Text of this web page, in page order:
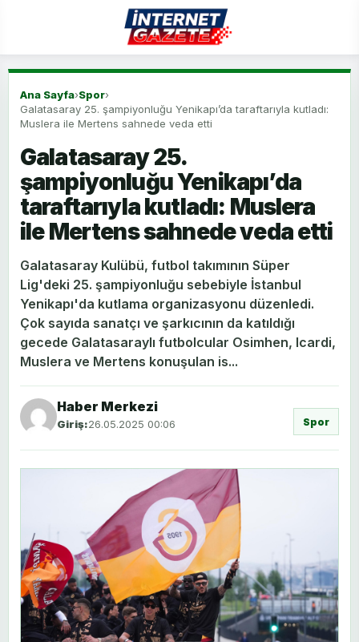
Ana Sayfa›Spor›
Galatasaray 25. şampiyonluğu Yenikapı’da taraftarıyla kutladı:
Muslera ile Mertens sahnede veda etti
Galatasaray 25.
şampiyonluğu Yenikapı’da
taraftarıyla kutladı: Muslera
ile Mertens sahnede veda etti
Galatasaray Kulübü, futbol takımının Süper
Lig'deki 25. şampiyonluğu sebebiyle İstanbul
Yenikapı'da kutlama organizasyonu düzenledi.
Çok sayıda sanatçı ve şarkıcının da katıldığı
gecede Galatasaraylı futbolcular Osimhen, Icardi,
Muslera ve Mertens konuşulan is...
Haber Merkezi
Giriş:26.05.2025 00:06 Spor